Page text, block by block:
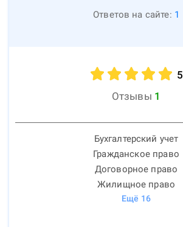
Ответов на сайте: 1
5
Отзывы 1
Бухгалтерский учет
Гражданское право
Договорное право
Жилищное право
Ещё 16